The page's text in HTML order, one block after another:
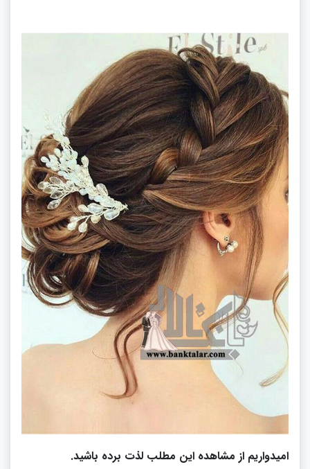
امیدواریم از مشاهده این مطلب لذت برده باشید.